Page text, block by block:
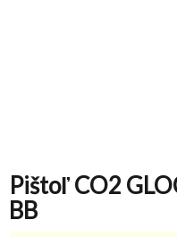
Pištoľ CO2
BB